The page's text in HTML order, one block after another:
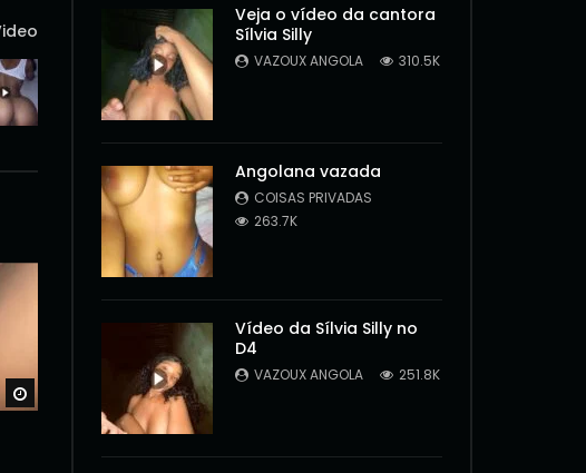
Watch Later
Veja o vídeo da cantora
Sílvia Silly
VAZOUX ANGOLA 310.5K
Angolana vazada
COISAS PRIVADAS
263.7K
Vídeo da Sílvia Silly no
D4
VAZOUX ANGOLA 251.8K